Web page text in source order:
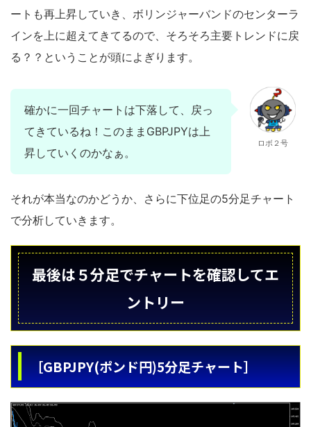
ートも再上昇していき、ボリンジャーバンドのセンターラ
インを上に超えてきてるので、そろそろ主要トレンドに戻
る？？ということが頭によぎります。
確かに一回チャートは下落して、戻っ
てきているね！このままGBPJPYは上
昇していくのかなぁ。
ロボ２号
それが本当なのかどうか、さらに下位足の5分足チャート
で分析していきます。
最後は５分足でチャートを確認してエ
ントリー
［GBPJPY(ポンド円)5分足チャート］